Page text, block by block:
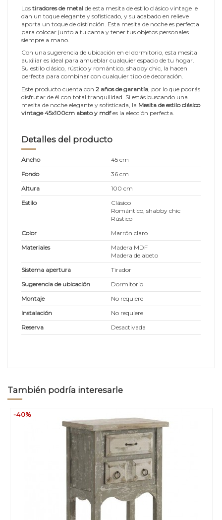
Los tiradores de metal de esta mesita de estilo clásico vintage le
dan un toque elegante y sofisticado, y su acabado en relieve
aporta un toque de distinción. Esta mesita de noche es perfecta
para colocar junto a tu cama y tener tus objetos personales
siempre a mano.
Con una sugerencia de ubicación en el dormitorio, esta mesita
auxiliar es ideal para amueblar cualquier espacio de tu hogar.
Su estilo clásico, rústico y romántico, shabby chic, la hacen
perfecta para combinar con cualquier tipo de decoración.
Este producto cuenta con 2 años de garantía , por lo que podrás
disfrutar de él con total tranquilidad. Si estás buscando una
mesita de noche elegante y sofisticada, la Mesita de estilo clásico
vintage 45x100cm abeto y mdfes la elección perfecta.
Detalles del producto
Ancho
45 cm
Fondo
36 cm
Altura
100 cm
Estilo
Clásico
Romántico, shabby chic
Rústico
Color
Marrón claro
Materiales
Madera MDF
Madera de abeto
Sistema apertura
Tirador
Sugerencia de ubicación
Dormitorio
Montaje
No requiere
Instalación
No requiere
Reserva
Desactivada
También podría interesarle
-40%